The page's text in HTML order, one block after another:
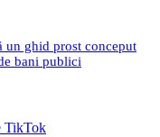
un ghid prost conceput
bani publici
TikTok